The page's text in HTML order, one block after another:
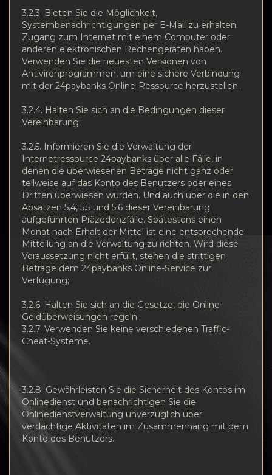
3.2.3. Bieten Sie die Möglichkeit,
Systembenachrichtigungen per E-Mail zu erhalten.
Zugang zum Internet mit einem Computer oder
anderen elektronischen Rechengeräten haben.
Verwenden Sie die neuesten Versionen von
Antivirenprogrammen, um eine sichere Verbindung
mit der 24paybanks Online-Ressource herzustellen.
3.2.4. Halten Sie sich an die Bedingungen dieser
Vereinbarung;
3.2.5. Informieren Sie die Verwaltung der
Internetressource 24paybanks über alle Fälle, in
denen die überwiesenen Beträge nicht ganz oder
teilweise auf das Konto des Benutzers oder eines
Dritten überwiesen wurden. Und auch über die in den
Absätzen 5.4, 5.5 und 5.6 dieser Vereinbarung
aufgeführten Präzedenzfälle. Spätestens einen
Monat nach Erhalt der Mittel ist eine entsprechende
Mitteilung an die Verwaltung zu richten. Wird diese
Voraussetzung nicht erfüllt, stehen die strittigen
Beträge dem 24paybanks Online-Service zur
Verfügung;
3.2.6. Halten Sie sich an die Gesetze, die Online-
Geldüberweisungen regeln.
3.2.7. Verwenden Sie keine verschiedenen Traffic-
Cheat-Systeme.
3.2.8. Gewährleisten Sie die Sicherheit des Kontos im
Onlinedienst und benachrichtigen Sie die
Onlinedienstverwaltung unverzüglich über
verdächtige Aktivitäten im Zusammenhang mit dem
Konto des Benutzers.